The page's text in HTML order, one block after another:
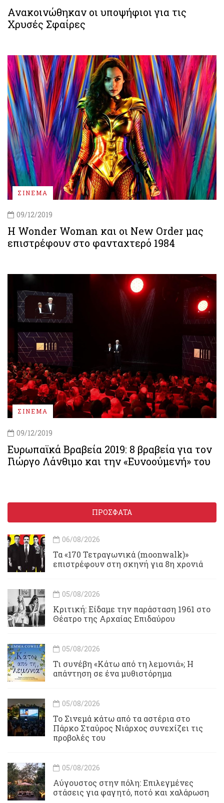
Ανακοινώθηκαν οι υποψήφιοι για τις
Χρυσές Σφαίρες
ΣΙΝΕΜΑ
09/12/2019
Η Wonder Woman και οι New Order μας
επιστρέφουν στο φανταχτερό 1984
ΣΙΝΕΜΑ
09/12/2019
Ευρωπαϊκά Βραβεία 2019: 8 βραβεία για τον
Γιώργο Λάνθιμο και την «Ευνοούμενή» του
ΠΡΟΣΦΑΤΑ
06/08/2026
Τα «170 Τετραγωνικά (moonwalk)»
επιστρέφουν στη σκηνή για 8η χρονιά
05/08/2026
Κριτική: Είδαμε την παράσταση 1961 στο
Θέατρο της Αρχαίας Επιδαύρου
05/08/2026
Τι συνέβη «Κάτω από τη λεμονιά»; Η
απάντηση σε ένα μυθιστόρημα
05/08/2026
To Σινεμά κάτω από τα αστέρια στο
Πάρκο Σταύρος Νιάρχος συνεχίζει τις
προβολές του
05/08/2026
Αύγουστος στην πόλη: Επιλεγμένες
στάσεις για φαγητό, ποτό και χαλάρωση